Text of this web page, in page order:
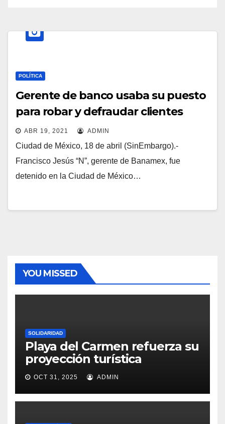
POLÍTICA
Gerente de banco usaba su puesto
para robar y defraudar clientes
ABR 19, 2021 ADMIN
Ciudad de México, 18 de abril (SinEmbargo).-
Francisco Jesús “N”, gerente de Banamex, fue
detenido en la Ciudad de México…
YOU MISSED
SOLIDARIDAD
Playa del Carmen refuerza su
proyección turística
OCT 31, 2025 ADMIN